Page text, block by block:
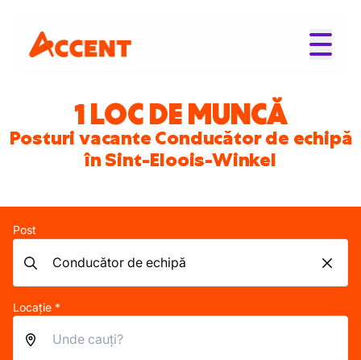
1 LOC DE MUNCĂ
Posturi vacante Conducător de echipă
în Sint-Eloois-Winkel
Post
Locație *